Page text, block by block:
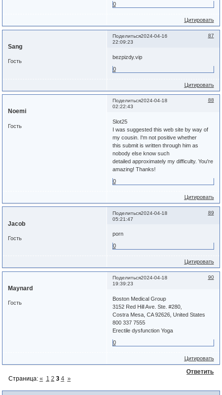
0
Цитировать
Поделиться 87
2024-04-16
22:09:23
Sang
Гость
bezpizdy.vip
0
Цитировать
Поделиться 88
2024-04-18
02:22:43
Noemi
Гость
Slot25
I was suggested this web site by way of
my cousin. I'm not positive whether
this submit is written through him as
nobody else know such
detailed approximately my difficulty. You're
amazing! Thanks!
0
Цитировать
Поделиться 89
2024-04-18
05:21:47
Jacob
Гость
porn
0
Цитировать
Поделиться 90
2024-04-18
19:39:23
Maynard
Гость
Boston Medical Group
3152 Red Hill Ave. Ste. #280,
Costra Mesa, CA 92626, United States
800 337 7555
Erectile dysfunction Yoga
0
Цитировать
Ответить
Страница: « 1 2 3 4 »